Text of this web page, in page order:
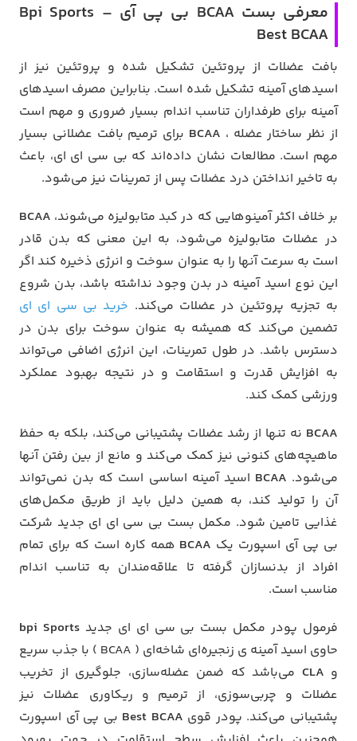
معرفی بست BCAA بی پی آی – Bpi Sports
Best BCAA
بافت عضلات از پروتئین تشکیل شده و پروتئین نیز از
اسیدهای آمینه تشکیل شده است. بنابراین مصرف اسیدهای
آمینه برای طرفداران تناسب اندام بسیار ضروری و مهم است
از نظر ساختار عضله ، BCAA برای ترمیم بافت عضلانی بسیار
مهم است. مطالعات نشان داده‌اند که بی سی ای ای، باعث
به تاخیر انداختن درد عضلات پس از تمرینات نیز می‌شود.
بر خلاف اکثر آمینوهایی که در کبد متابولیزه می‌شوند، BCAA
در عضلات متابولیزه می‌شود، به این معنی که بدن قادر
است به سرعت آنها را به عنوان سوخت و انرژی ذخیره کند اگر
این نوع اسید آمینه در بدن وجود نداشته باشد، بدن شروع
به تجزیه پروتئین در عضلات می‌کند. خرید بی سی ای ای
تضمین می‌کند که همیشه به عنوان سوخت برای بدن در
دسترس باشد. در طول تمرینات، این انرژی اضافی می‌تواند
به افزایش قدرت و استقامت و در نتیجه بهبود عملکرد
ورزشی کمک کند.
BCAA نه تنها از رشد عضلات پشتیبانی می‌کند، بلکه به حفظ
ماهیچه‌های کنونی نیز کمک می‌کند و مانع از بین رفتن آنها
می‌شود. BCAA اسید آمینه اساسی است که بدن نمی‌تواند
آن را تولید کند، به همین دلیل باید از طریق مکمل‌های
غذایی تامین شود. مکمل بست بی سی ای ای جدید شرکت
بی پی آی اسپورت یک BCAA همه کاره است که برای تمام
افراد از بدنسازان گرفته تا علاقه‌مندان به تناسب اندام
مناسب است.
فرمول پودر مکمل بست بی سی ای ای جدیدbpi Sports
حاوی اسید آمینه ی زنجیره‌ای شاخه‌ای ( BCAA ) با جذب سریع
و CLA می‌باشد که ضمن عضله‌سازی، جلوگیری از تخریب
عضلات و چربی‌سوزی، از ترمیم و ریکاوری عضلات نیز
پشتیبانی می‌کند. پودر قوی Best BCAA بی پی آی اسپورت